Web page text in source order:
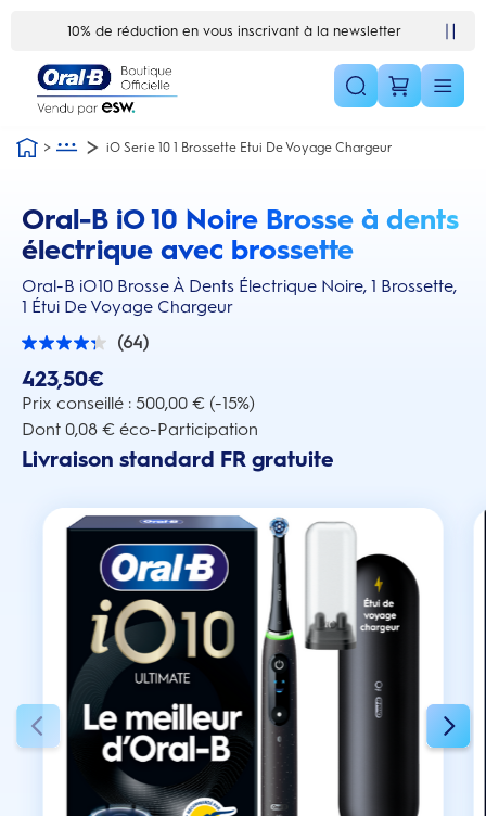
iO Serie 10 1 Brossette Etui De Voyage Chargeur
Oral-B iO 10 Noire Brosse à dents
électrique avec brossette
Oral-B iO10 Brosse À Dents Électrique Noire, 1 Brossette,
1 Étui De Voyage Chargeur
this action will scroll you to the reviews section
(64)
4.3
5
étoiles.
avis
423,50€
Prix conseillé : 500,00 € (-15%)
Dont 0,08 € éco-Participation
Livraison standard FR gratuite